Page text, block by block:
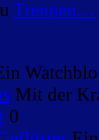
Trennen…
Mit der
0